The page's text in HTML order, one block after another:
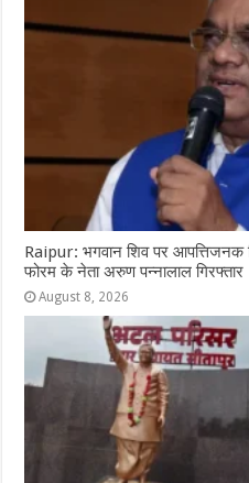
Raipur: भगवान शिव पर आपत्तिजनक
फोरम के नेता अरुण पन्नालाल गिरफ्तार
August 8, 2026